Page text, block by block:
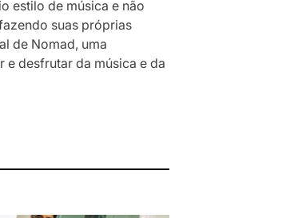
estilo de música e não
suas próprias
de Nomad, uma
e desfrutar da música e da